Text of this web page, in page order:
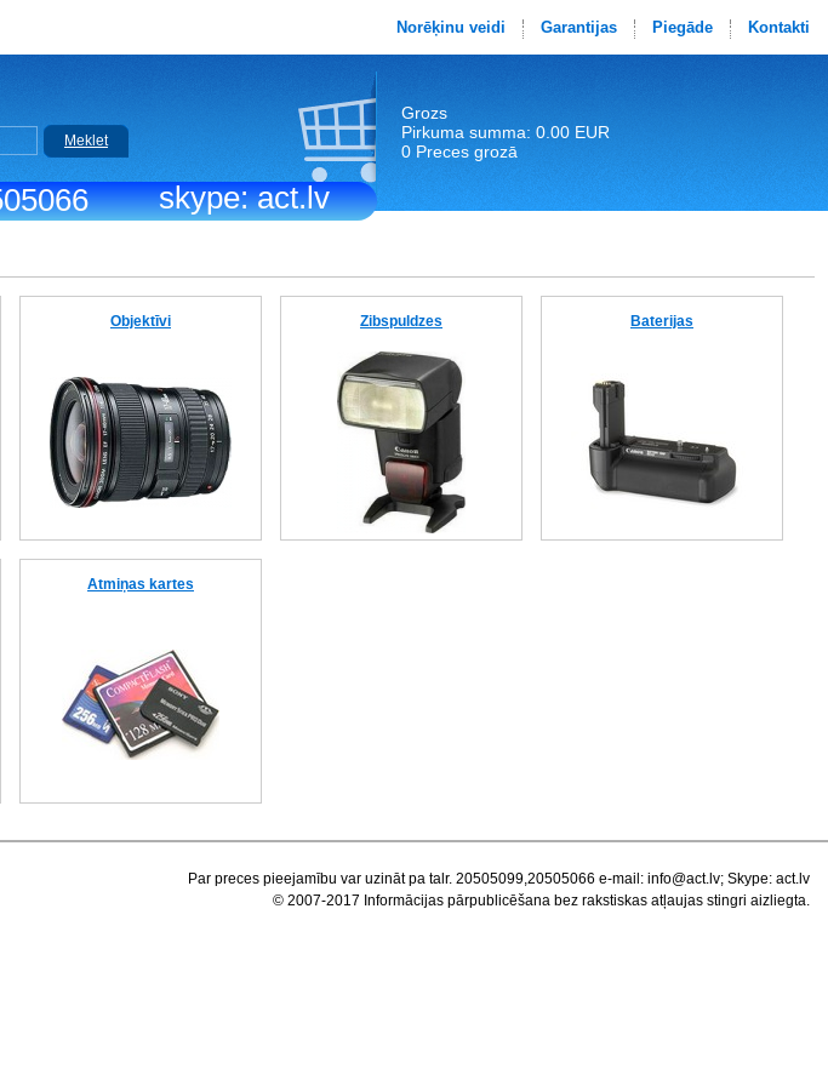
skype: act.lv
Norēķinu veidi Garantijas Piegāde Kontakti
Meklet
Grozs
Pirkuma summa: 0.00 EUR
0 Preces grozā
Objektīvi Zibspuldzes Baterijas
Atmiņas kartes
Par preces pieejamību var uzināt pa talr. 20505099,20505066 e-mail: info@act.lv; Skype: act.lv
© 2007-2017 Informācijas pārpublicēšana bez rakstiskas atļaujas stingri aizliegta.